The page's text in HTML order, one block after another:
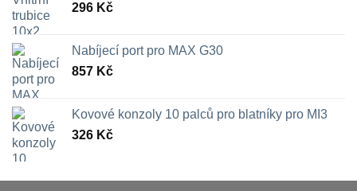
296 Kč
Nabíjecí port pro MAX G30
857 Kč
Kovové konzoly 10 palců pro blatníky pro MI3
326 Kč